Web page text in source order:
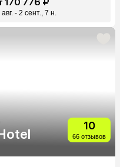
- 2 сент., 7 н.
10
66 отзывов